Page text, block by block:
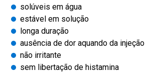
solúveis em água
estável em solução
longa duração
ausência de dor aquando da injeção
não irritante
sem libertação de histamina